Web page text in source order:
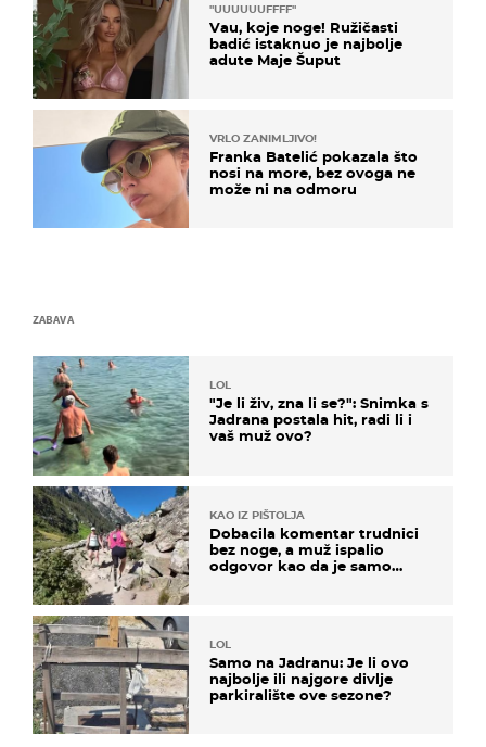
"UUUUUUFFFF"
Vau, koje noge! Ružičasti
badić istaknuo je najbolje
adute Maje Šuput
VRLO ZANIMLJIVO!
Franka Batelić pokazala što
nosi na more, bez ovoga ne
može ni na odmoru
ZABAVA
LOL
"Je li živ, zna li se?": Snimka s
Jadrana postala hit, radi li i
vaš muž ovo?
KAO IZ PIŠTOLJA
Dobacila komentar trudnici
bez noge, a muž ispalio
odgovor kao da je samo
LOL
Samo na Jadranu: Je li ovo
najbolje ili najgore divlje
parkiralište ove sezone?